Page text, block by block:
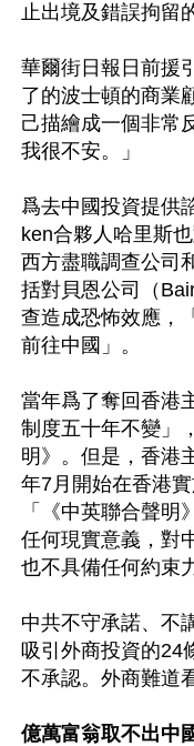
止出境及錯誤拘留
華爾街日報日前援
了的波士頓的商業
己描繪成一個非常
我很不安。」
爲去中國投資提供
ken合夥人哈里斯
西方盡職調查公司
括對貝恩公司（
查造成恐怖效應，
前往中國」。
當年爲了奪回香港
制度五十年不變」
明》。但是，香港
年7月開始在香港
「《中英聯合聲
任何現實意義，對
也不具備任何約束
中共不守承諾、不
吸引外商投資的24
不承認。外商難道
億萬富翁取不出中